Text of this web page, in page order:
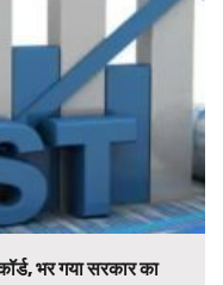
भर गया सरकार का